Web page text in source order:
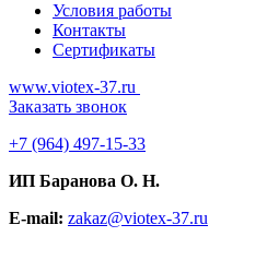
Условия работы
Контакты
Сертификаты
www.viotex-37.ru
Заказать звонок
+7 (964) 497-15-33
ИП Баранова О. Н.
E-mail: zakaz@viotex-37.ru